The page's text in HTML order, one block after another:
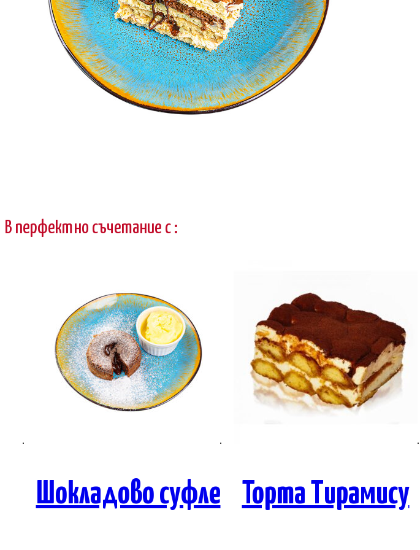
В перфектно съчетание с :
Шокладово суфле Торта Тирамису